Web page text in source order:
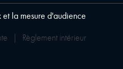
Règlement intérieur
la mesure d'audience